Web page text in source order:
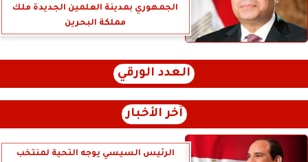
الجمهوري بمدينة العلمين الجديدة ملك
مملكة البحرين
العدد الورقي
آخر الأخبار
الرئيس السيسي يوجه التحية لمنتخب